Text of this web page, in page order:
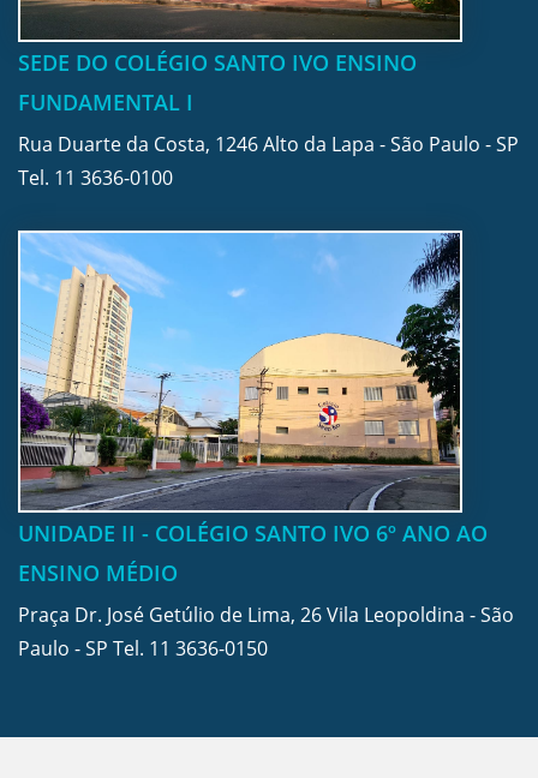
SEDE DO COLÉGIO SANTO IVO ENSINO
FUNDAMENTAL I
Rua Duarte da Costa, 1246 Alto da Lapa - São Paulo - SP
Tel. 11 3636-0100
UNIDADE II - COLÉGIO SANTO IVO 6º ANO AO
ENSINO MÉDIO
Praça Dr. José Getúlio de Lima, 26 Vila Leopoldina - São
Paulo - SP Tel. 11 3636-0150